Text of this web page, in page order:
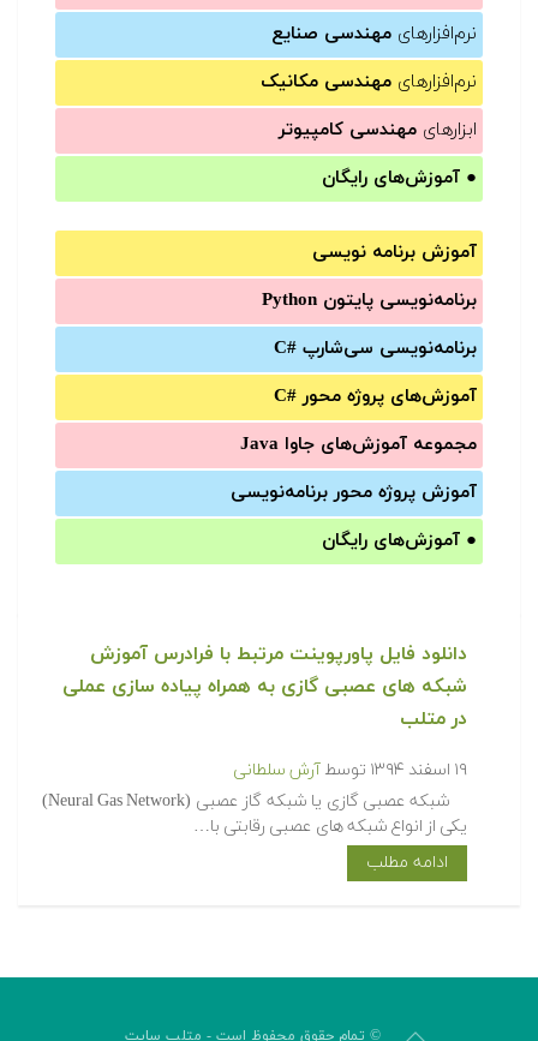
نرم‌افزارهای مهندسی صنایع
نرم‌افزارهای مهندسی مکانیک
ابزارهای مهندسی کامپیوتر
● آموزش‌های رایگان
آموزش برنامه نویسی
برنامه‌نویسی پایتون Python
برنامه‌‌نویسی سی‌شارپ C#‎
آموزش‌های پروژه محور #C
مجموعه آموزش‌های جاوا Java
آموزش‌ پروژه محور برنامه‌نویسی
● آموزش‌های رایگان
دانلود فایل پاورپوینت مرتبط با فرادرس آموزش
شبکه های عصبی گازی به همراه پیاده سازی عملی
در متلب
۱۹ اسفند ۱۳۹۴ توسط آرش سلطانی
شبکه عصبی گازی یا شبکه گاز عصبی (Neural Gas Network)
یکی از انواع شبکه های عصبی رقابتی با…
ادامه مطلب
© تمام حقوق محفوظ است - متلب سایت